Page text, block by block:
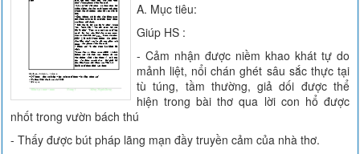
A. Mục tiêu:
Giúp HS :
- Cảm nhận được niềm khao khát tự do
mảnh liệt, nổi chán ghét sâu sắc thực tại
tù túng, tầm thường, giả dối được thể
hiện trong bài thơ qua lời con hổ được
nhốt trong vườn bách thú
- Thấy được bút pháp lãng mạn đầy truyền cảm của nhà thơ.